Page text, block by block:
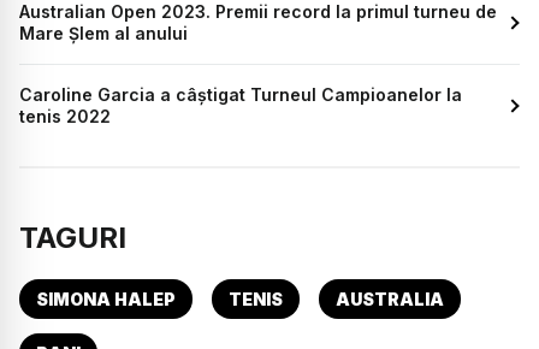
Australian Open 2023. Premii record la primul turneu de
Mare Șlem al anului
Caroline Garcia a câștigat Turneul Campioanelor la
tenis 2022
TAGURI
SIMONA HALEP TENIS AUSTRALIA